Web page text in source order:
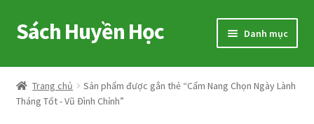
Đi
đến
hướng
Chuyển
đến
dung
Sách Huyền Học Danh mục
Home
Sitemap
Trang chủ
Sản phẩm được gắn thẻ “Cẩm Nang Chọn Ngày Lành
Tháng Tốt - Vũ Đình Chỉnh”